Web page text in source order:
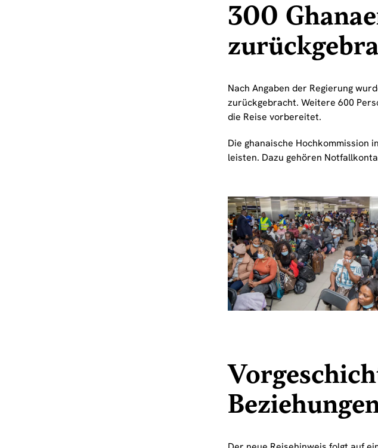
300
Nach Angaben der Regierung
zurückgebracht. Weitere 600
die Reise vorbereitet.
Die ghanaische
leisten. Dazu gehören